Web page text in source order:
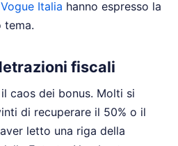
Vogue Italia hanno espresso la
tema.
fiscali
caos dei bonus. Molti si
di recuperare il 50% o il
letto una riga della